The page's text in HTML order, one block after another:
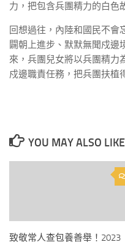
力，把包含兵團精力的白色
回想過往，內陸和國民不會
闢朝上進步、默默無聞戍邊
來，兵團兒女將以兵團精力
戍邊職責任務，把兵團扶植
YOU MAY ALSO
致敬常人查包養善舉！2023